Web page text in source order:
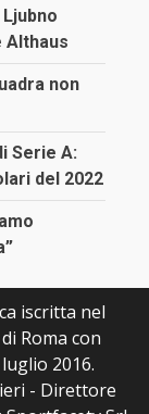
Althaus
non
Serie A:
del 2022
iscritta nel
Roma con
2016.
- Direttore